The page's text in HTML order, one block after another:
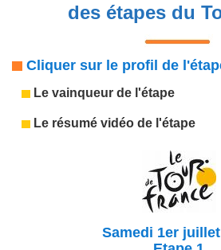
des étapes du
Cliquer sur le profil de
Le vainqueur de l'étape
Le résumé vidéo de l'étape
Samedi 1er